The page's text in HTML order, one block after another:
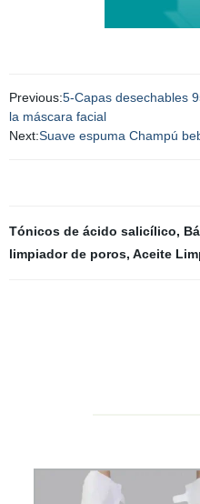
Previous:5-Capas desechables
la máscara facial
Next:Suave espuma Champú
Tónicos de ácido salicílico,
limpiador de poros, Aceite